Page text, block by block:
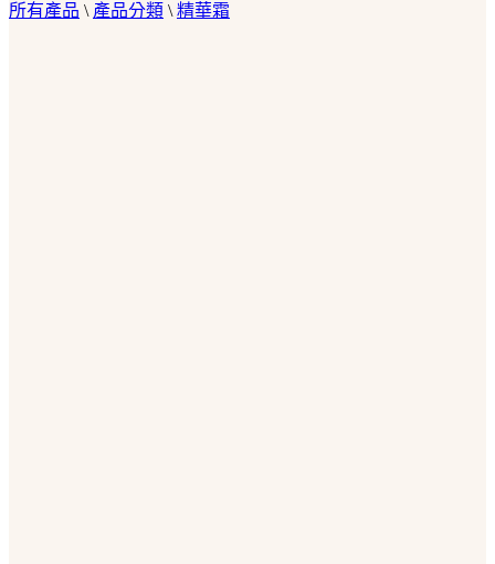
所有產品 \ 產品分類 \ 精華霜